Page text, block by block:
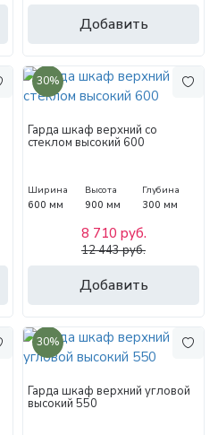
Добавить
30%
Гарда шкаф верхний со
стеклом высокий 600
Ширина
600 мм
Высота
900 мм
Глубина
300 мм
Добавить
8 710 руб.
12 443 руб.
30%
Гарда шкаф верхний угловой
высокий 550